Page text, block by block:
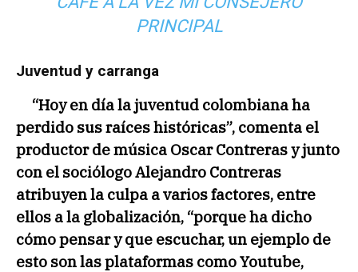
PRINCIPAL
Juventud y carranga
“Hoy en día la juventud colombiana ha
perdido sus raíces históricas”, comenta el
productor de música Oscar Contreras y junto
con el sociólogo Alejandro Contreras
atribuyen la culpa a varios factores, entre
ellos a la globalización, “porque ha dicho
cómo pensar y que escuchar, un ejemplo de
esto son las plataformas como Youtube,